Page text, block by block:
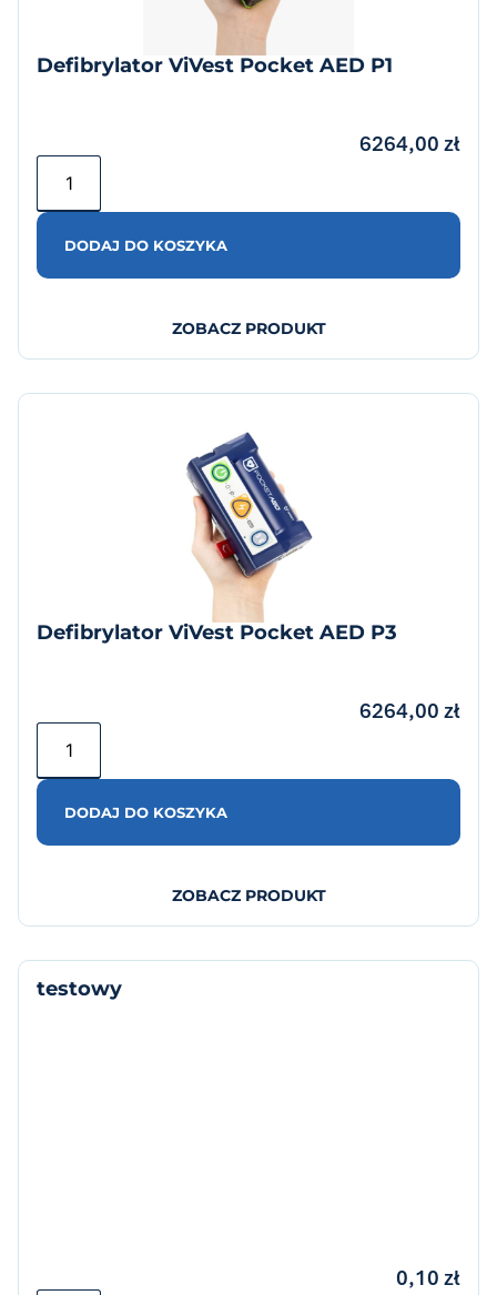
Defibrylator ViVest Pocket AED P1
6264,00 zł
DODAJ DO KOSZYKA
ZOBACZ PRODUKT
Defibrylator ViVest Pocket AED P3
6264,00 zł
DODAJ DO KOSZYKA
ZOBACZ PRODUKT
testowy
0,10 zł